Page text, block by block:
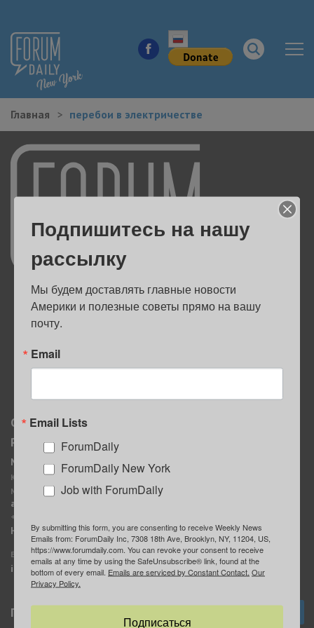
НОВОСТИ ГОРОДА
КУДА ПОЙТИ В ГОРОДЕ
ЗДОРОВЬЕ
РАБОТА И БИЗНЕС
ЖИЛЬЕ
ОБРАЗОВАНИЕ
Главная перебои в электричестве
О нас
Реклама
MediaKit
Контактное лицо:
Марина Баранчук
ad@forumdaily.com
+1 347-604-1261
Наши рекламодатели
E-mail редакции:
info@forumdaily.com
Группа “ИЩУ СОВЕТА”
ForumDaily
Подписка
Подпишитесь на нашу
рассылку
Мы будем доставлять главные новости
Америки и полезные советы прямо на вашу
почту.
Email
Email Lists
ForumDaily
ForumDaily New York
Job with ForumDaily
By submitting this form, you are consenting to receive Weekly News
Emails from: ForumDaily Inc, 7308 18th Ave, Brooklyn, NY, 11204, US,
https://www.forumdaily.com. You can revoke your consent to receive
emails at any time by using the SafeUnsubscribe® link, found at the
bottom of every email. Emails are serviced by Constant Contact. Our
Privacy Policy.
Подписаться